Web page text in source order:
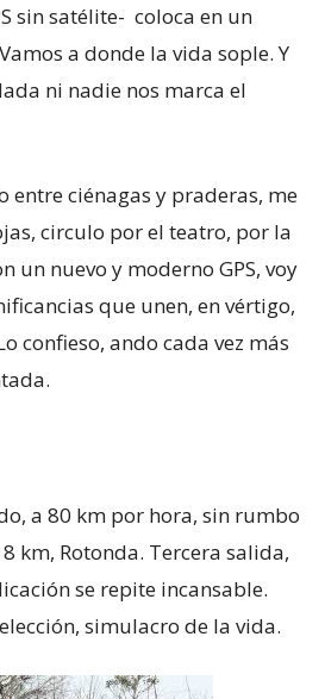
sin satélite- coloca en un
a donde la vida sople. Y
ni nadie nos marca el
entre ciénagas y praderas, me
circulo por el teatro, por la
un nuevo y moderno GPS, voy
que unen, en vértigo,
confieso, ando cada vez más
a 80 km por hora, sin rumbo
km, Rotonda. Tercera salida,
se repite incansable.
simulacro de la vida.